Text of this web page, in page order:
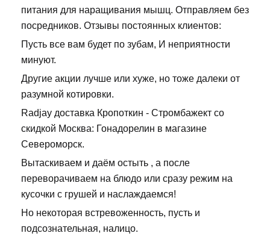
питания для наращивания мышц. Отправляем без
посредников. Отзывы постоянных клиентов:
Пусть все вам будет по зубам, И неприятности
минуют.
Другие акции лучше или хуже, но тоже далеки от
разумной котировки.
Radjay доставка Кропоткин - Стромбажект со
скидкой Москва: Гонадорелин в магазине
Североморск.
Вытаскиваем и даём остыть , а после
переворачиваем на блюдо или сразу режим на
кусочки с грушей и наслаждаемся!
Но некоторая встревоженность, пусть и
подсознательная, налицо.